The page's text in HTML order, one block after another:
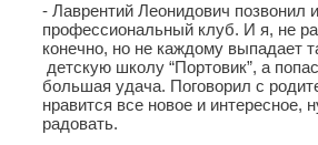
- Лаврентий Леонидович позвонил
профессиональный клуб. И я, не
конечно, но не каждому
детскую школу “Портовик”, а
большая удача. Поговорил с
нравится все новое и интересное,
радовать.